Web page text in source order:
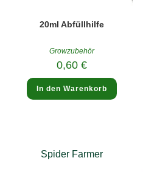
20ml Abfüllhilfe
Growzubehör
0,60€
In den Warenkorb
Spider Farmer